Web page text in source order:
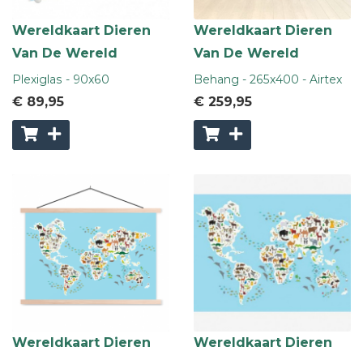
Wereldkaart Dieren
Van De Wereld
Plexiglas - 90x60
€ 89,95
Wereldkaart Dieren
Van De Wereld
Behang - 265x400 - Airtex
€ 259,95
Wereldkaart Dieren
Wereldkaart Dieren